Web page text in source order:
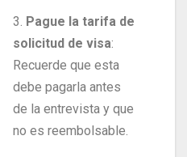
3. Pague la tarifa de
solicitud de visa:
Recuerde que esta
debe pagarla antes
de la entrevista y que
no es reembolsable.